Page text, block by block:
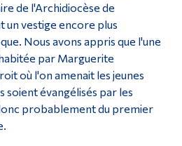
de l'Archidiocèse de
vestige encore plus
Nous avons appris que l'une
par Marguerite
où l'on amenait les jeunes
soient évangélisés par les
probablement du premier